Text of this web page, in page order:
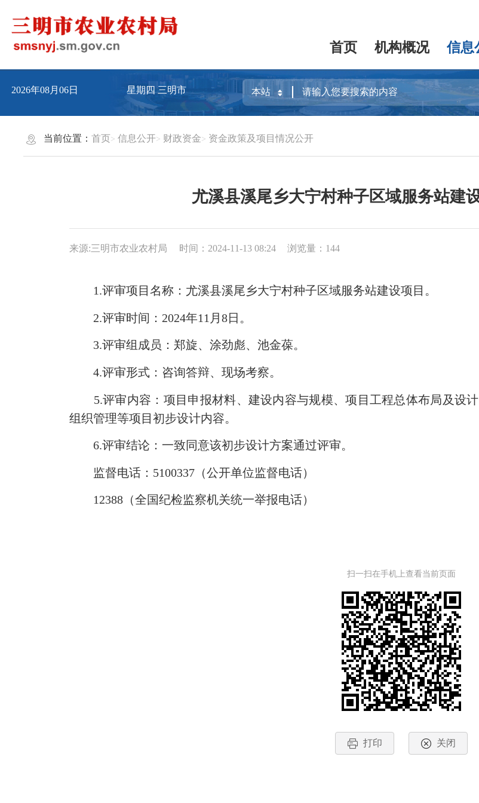
首页 机构概况 信息
2026年08月06日 星期四三明市
当前位置：首页 信息公开 财政资金 资金政策及项目情况公开
尤溪县溪尾乡大宁村种子区域服务站建
来源:三明市农业农村局 时间：2024-11-13 08:24 浏览量：144
1.评审项目名称：尤溪县溪尾乡大宁村种子区域服务站建设项目。
2.评审时间：2024年11月8日。
3.评审组成员：郑旋、涂劲彪、池金葆。
4.评审形式：咨询答辩、现场考察。
5.评审内容：项目申报材料、建设内容与规模、项目工程总体布局及设
组织管理等项目初步设计内容。
6.评审结论：一致同意该初步设计方案通过评审。
监督电话：5100337（公开单位监督电话）
12388（全国纪检监察机关统一举报电话）
扫一扫在手机上查看当前页面
打印 关闭